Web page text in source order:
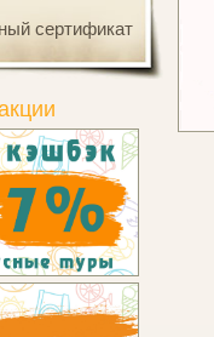
сертификат